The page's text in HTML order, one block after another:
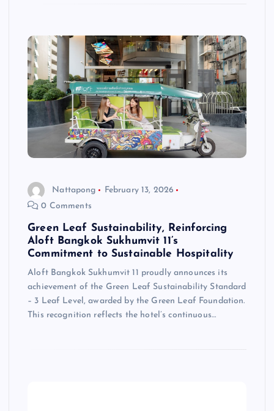
Nattapong
February 13, 2026
0 Comments
Green Leaf Sustainability, Reinforcing
Aloft Bangkok Sukhumvit 11’s
Commitment to Sustainable Hospitality
Aloft Bangkok Sukhumvit 11 proudly announces its
achievement of the Green Leaf Sustainability Standard
– 3 Leaf Level, awarded by the Green Leaf Foundation.
This recognition reflects the hotel’s continuous…